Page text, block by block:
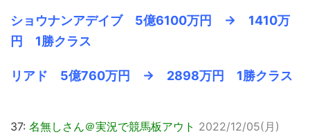
ショウナンアデイブ 5億6100万円 → 1410万
円 1勝クラス
リアド 5億760万円 → 2898万円 1勝クラス
37: 名無しさん＠実況で競馬板アウト 2022/12/05(月)